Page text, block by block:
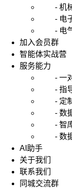
- 机械
- 电子
- 电气
加入会员群
智能体实战营
服务能力
- 一对
- 指导
- 定制
- 数据
- 智
- 数据
AI助手
关于我们
联系我们
同城交流群